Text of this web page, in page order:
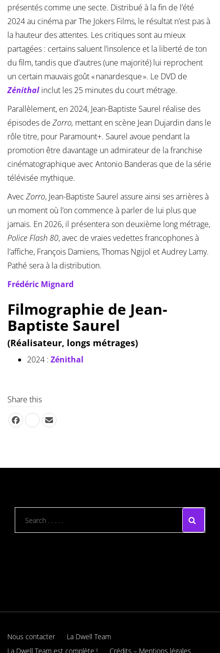
présentés comme une secte. Distribué à la fin de l’été
2024 au cinéma par The Jokers Films, le résultat n’est pas à
la hauteur des attentes. Les critiques sont au mieux
partagées : certains saluent l’insolence et la liberté de ton
du film, tandis que d’autres (une majorité) lui reprochent
un certain mauvais goût « nanardesque ». Le DVD de
Zénithal inclut les 25 minutes du court métrage.
Parallèlement, en 2024, Jean-Baptiste Saurel réalise des
épisodes de Zorro, mettant en scène Jean Dujardin dans le
rôle titre, pour Paramount+. Saurel avoue pendant la
promotion être davantage un admirateur de la franchise
cinématographique avec Antonio Banderas que de la série
télévisée mythique.
Avec Zorro, Jean-Baptiste Saurel assure ainsi ses arrières à
un moment où l’on commence à parler de lui plus que
jamais. En 2026, il présentera son deuxième long métrage,
Police Flash 80, avec de vraies vedettes francophones à
l’affiche, François Damiens, Thomas Ngijol et Audrey Lamy.
Pathé sera à la distribution.
Frédéric Mignard
Filmographie de Jean-
Baptiste Saurel
(Réalisateur, longs métrages)
2024 : Zénithal
Share this
Nous contacter
La Dwell Team
La Dwell Team est complète !
Crédits – Mentions légales